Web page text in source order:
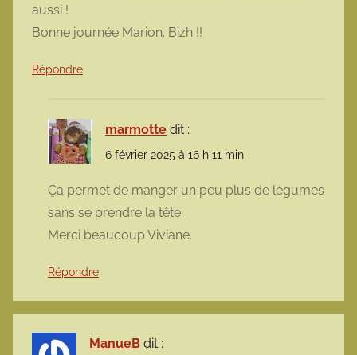
aussi !
Bonne journée Marion. Bizh !!
Répondre
marmotte dit :
6 février 2025 à 16 h 11 min
Ça permet de manger un peu plus de légumes
sans se prendre la tête.
Merci beaucoup Viviane.
Répondre
ManueB dit :